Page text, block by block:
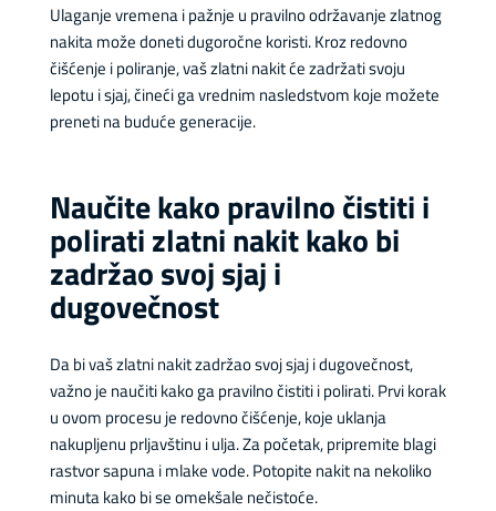
Ulaganje vremena i pažnje u pravilno održavanje zlatnog
nakita može doneti dugoročne koristi. Kroz redovno
čišćenje i poliranje, vaš zlatni nakit će zadržati svoju
lepotu i sjaj, čineći ga vrednim nasledstvom koje možete
preneti na buduće generacije.
Naučite kako pravilno čistiti i
polirati zlatni nakit kako bi
zadržao svoj sjaj i
dugovečnost
Da bi vaš zlatni nakit zadržao svoj sjaj i dugovečnost,
važno je naučiti kako ga pravilno čistiti i polirati. Prvi korak
u ovom procesu je redovno čišćenje, koje uklanja
nakupljenu prljavštinu i ulja. Za početak, pripremite blagi
rastvor sapuna i mlake vode. Potopite nakit na nekoliko
minuta kako bi se omekšale nečistoće.